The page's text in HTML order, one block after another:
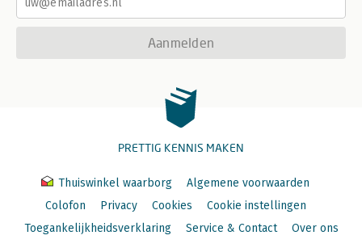
Aanmelden
PRETTIG KENNIS MAKEN
Thuiswinkel waarborg
Algemene voorwaarden
Colofon
Privacy Cookies
Cookie instellingen
Toegankelijkheidsverklaring
Service & Contact Over ons